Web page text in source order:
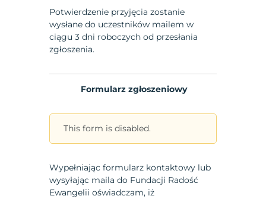
Potwierdzenie przyjęcia zostanie
wysłane do uczestników mailem w
ciągu 3 dni roboczych od przesłania
zgłoszenia.
Formularz zgłoszeniowy
This form is disabled.
Wypełniając formularz kontaktowy lub
wysyłając maila do Fundacji Radość
Ewangelii oświadczam, iż